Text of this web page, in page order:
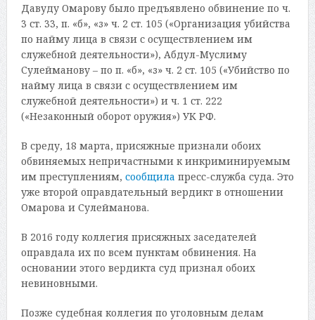
Давуду Омарову было предъявлено обвинение по ч.
3 ст. 33, п. «б», «з» ч. 2 ст. 105 («Организация убийства
по найму лица в связи с осуществлением им
служебной деятельности»), Абдул-Муслиму
Сулейманову – по п. «б», «з» ч. 2 ст. 105 («Убийство по
найму лица в связи с осуществлением им
служебной деятельности») и ч. 1 ст. 222
(«Незаконный оборот оружия») УК РФ.
В среду, 18 марта, присяжные признали обоих
обвиняемых непричастными к инкриминируемым
им преступлениям, сообщила пресс-служба суда. Это
уже второй оправдательный вердикт в отношении
Омарова и Сулейманова.
В 2016 году коллегия присяжных заседателей
оправдала их по всем пунктам обвинения. На
основании этого вердикта суд признал обоих
невиновными.
Позже судебная коллегия по уголовным делам